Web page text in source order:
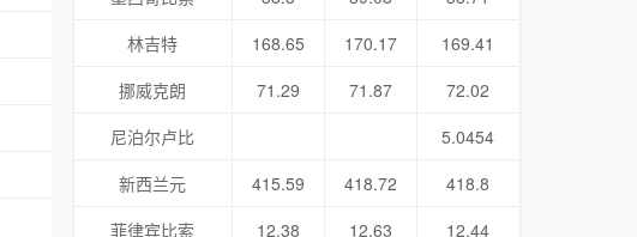
林吉特
168.65 170.17
169.41
挪威克朗
71.29 71.87
72.02
尼泊尔卢比
5.0454
新西兰元
415.59 418.72
418.8
菲律宾比索
12.38 12.63
12.44